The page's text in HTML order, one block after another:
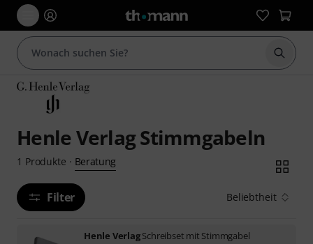
Suche
Henle Verlag Stimmgabeln
1 Produkte · Beratung
Filter Beliebtheit
Henle VerlagSchreibset mit Stimmgabel